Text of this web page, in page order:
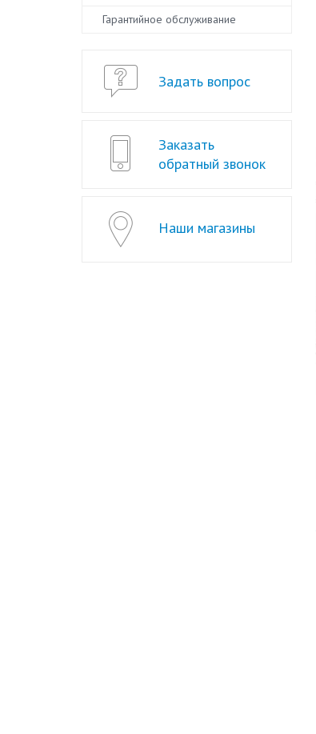
Гарантийное обслуживание
Задать вопрос
Заказать
обратный звонок
Наши магазины